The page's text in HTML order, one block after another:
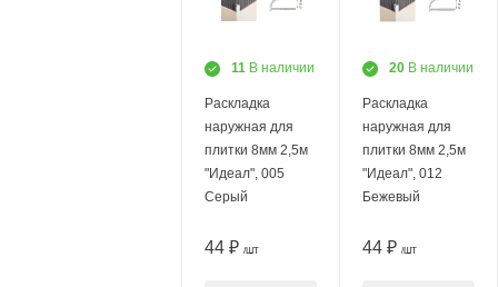
11 В наличии
Раскладка
наружная для
плитки 8мм 2,5м
"Идеал", 005
Серый
44 ₽ /ШТ
20 В наличии
Раскладка
наружная для
плитки 8мм 2,5м
"Идеал", 012
Бежевый
44 ₽ /ШТ